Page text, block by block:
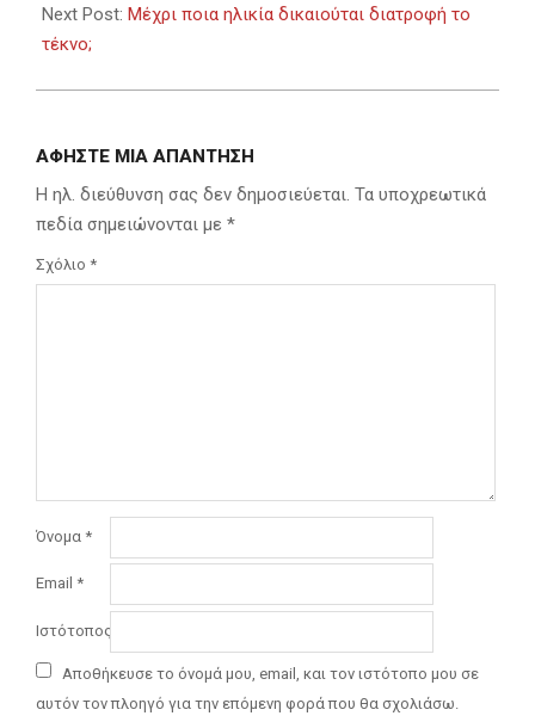
13
Next Post: Μέχρι ποια ηλικία δικαιούται διατροφή το
τέκνο;
ΑΦΉΣΤΕ ΜΙΑ ΑΠΆΝΤΗΣΗ
Η ηλ. διεύθυνση σας δεν δημοσιεύεται. Τα υποχρεωτικά
πεδία σημειώνονται με *
Σχόλιο *
Όνομα *
Email *
Ιστότοπος
Αποθήκευσε το όνομά μου, email, και τον ιστότοπο μου σε
αυτόν τον πλοηγό για την επόμενη φορά που θα σχολιάσω.